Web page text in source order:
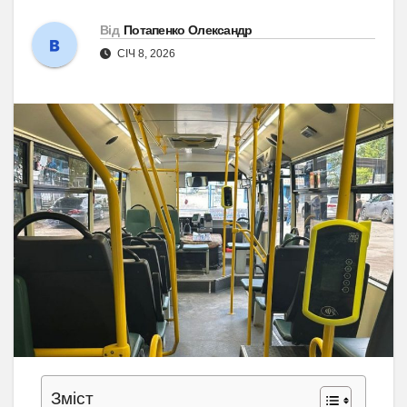
Від Потапенко Олександр
СІЧ 8, 2026
Зміст